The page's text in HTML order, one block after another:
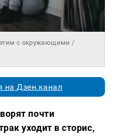
с окружающими /
на Дзен.канал
почти
уходит в сторис,